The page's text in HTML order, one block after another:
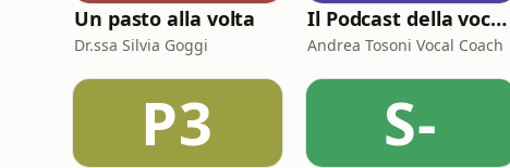
Un pasto alla volta
Dr.ssa Silvia Goggi
Il Podcast della voce e del canto
Andrea Tosoni Vocal Coach
P3 S-